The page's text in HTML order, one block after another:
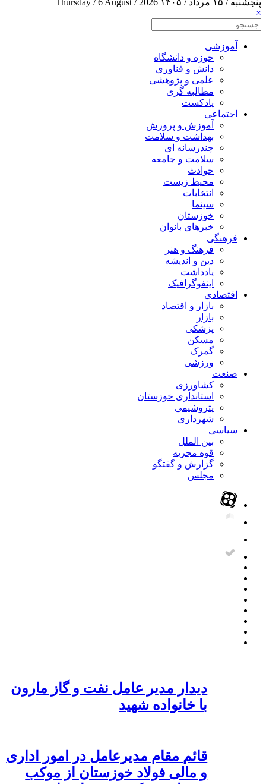
پنجشنبه / ۱۵ مرداد / ۱۴۰۵
Thursday / 6 August / 2026
×
آموزشی
حوزه و دانشگاه
دانش و فناوری
علمی و پژوهشی
مطالبه گری
پادکست
اجتماعی
آموزش و پرورش
بهداشت و سلامت
چندرسانه ای
سلامت و جامعه
حوادث
محیط زیست
انتخابات
سینما
خوزستان
خبرهای بانوان
فرهنگی
فرهنگ و هنر
دین و اندیشه
یادداشت
اینفوگرافیک
اقتصادی
بازار و اقتصاد
بازار
پزشکی
مسکن
گمرک
ورزشی
صنعت
کشاورزی
استانداری خوزستان
پتروشیمی
شهرداری
سیاسی
بین الملل
قوه مجریه
گزارش و گفتگو
مجلس
دیدار مدیر عامل نفت و گاز مارون
با خانواده شهید
قائم مقام مدیرعامل در امور اداری
و مالی فولاد خوزستان از موکب